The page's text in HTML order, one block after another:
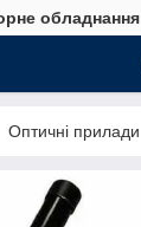
обладнання
Оптичні прилади